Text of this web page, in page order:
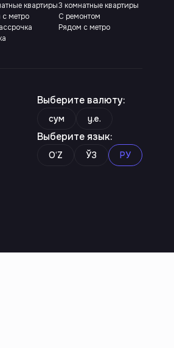
квартиры
метро
3 комнатные квартиры
С ремонтом
Рядом с метро
Выберите валюту:
сум y.e.
Выберите язык:
O‘Z ЎЗ РУ